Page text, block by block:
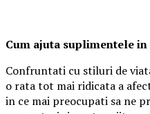
Cum ajuta suplimentele
Confruntati cu stiluri de
o rata tot mai ridicata a
in ce mai preocupati sa ne